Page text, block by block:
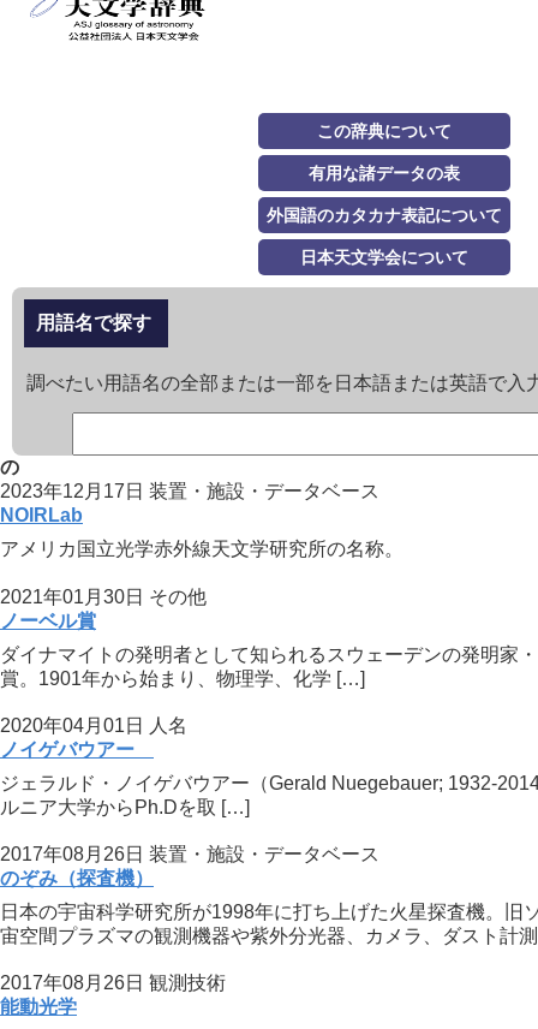
この辞典について
有用な諸データの表
外国語のカタカナ表記について
日本天文学会について
用語名で探す
調べたい用語名の全部または一部を日本語または英語で入
の
2023年12月17日 装置・施設・データベース
NOIRLab
アメリカ国立光学赤外線天文学研究所の名称。
2021年01月30日 その他
ノーベル賞
ダイナマイトの発明者として知られるスウェーデンの発明家
賞。1901年から始まり、物理学、化学 […]
2020年04月01日
人名
ノイゲバウアー
ジェラルド・ノイゲバウアー（Gerald Nuegebauer; 1932-
ルニア大学からPh.Dを取 […]
2017年08月26日 装置・施設・データベース
のぞみ（探査機）
日本の宇宙科学研究所が1998年に打ち上げた火星探査機。
宙空間プラズマの観測機器や紫外分光器、カメラ、ダスト計
2017年08月26日 観測技術
能動光学